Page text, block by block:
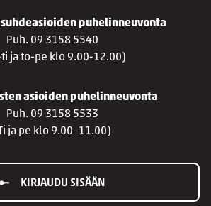
puhelinneuvonta
Puh. 09 3158 5540
ti ja to-pe klo 9.00-12.00)
asioiden puhelinneuvonta
Puh. 09 3158 5533
ja pe klo 9.00–11.00)
KIRJAUDU SISÄÄN